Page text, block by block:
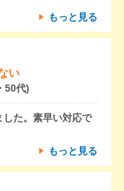
もっと見る
い
50代)
した。素早い対応で
もっと見る